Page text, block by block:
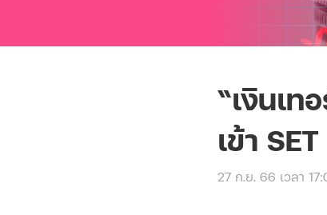
“เงินเท
เข้า SET
27 ก.ย. 66 เวลา